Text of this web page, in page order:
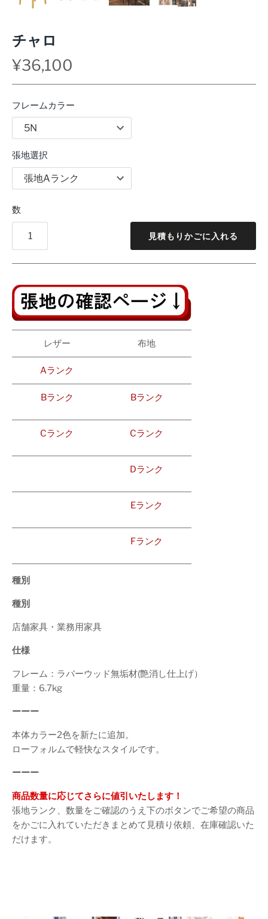
チャロ
¥36,100
フレームカラー
張地選択
数
見積もりかごに入れる
レザー 布地
Aランク
Bランク Bランク
Cランク Cランク
Dランク
Eランク
Fランク
種別
種別
店舗家具・業務用家具
仕様
フレーム：ラバーウッド無垢材(艶消し仕上げ）
重量：6.7kg
ーーー
本体カラー2色を新たに追加。
ローフォルムで軽快なスタイルです。
ーーー
商品数量に応じてさらに値引いたします！
張地ランク、数量をご確認のうえ下のボタンでご希望の商品
をかごに入れていただきまとめて見積り依頼、在庫確認いた
だけます。